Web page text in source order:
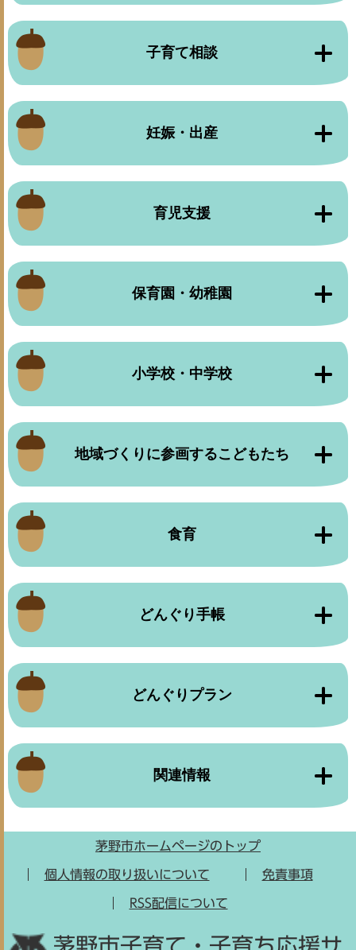
子育て相談
妊娠・出産
育児支援
保育園・幼稚園
小学校・中学校
地域づくりに参画するこどもたち
食育
どんぐり手帳
どんぐりプラン
関連情報
茅野市ホームページのトップ
個人情報の取り扱いについて 免責事項
RSS配信について
茅野市子育て・子育ち応援サ